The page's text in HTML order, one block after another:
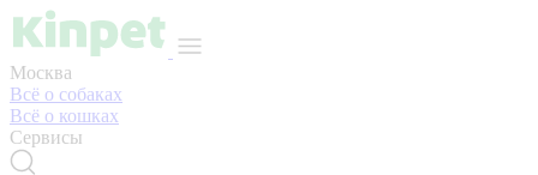
Москва
Всё о собаках
Всё о кошках
Сервисы